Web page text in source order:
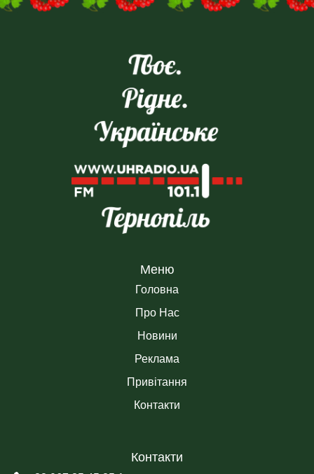
Меню
Головна
Про Нас
Новини
Реклама
Привітання
Контакти
Контакти